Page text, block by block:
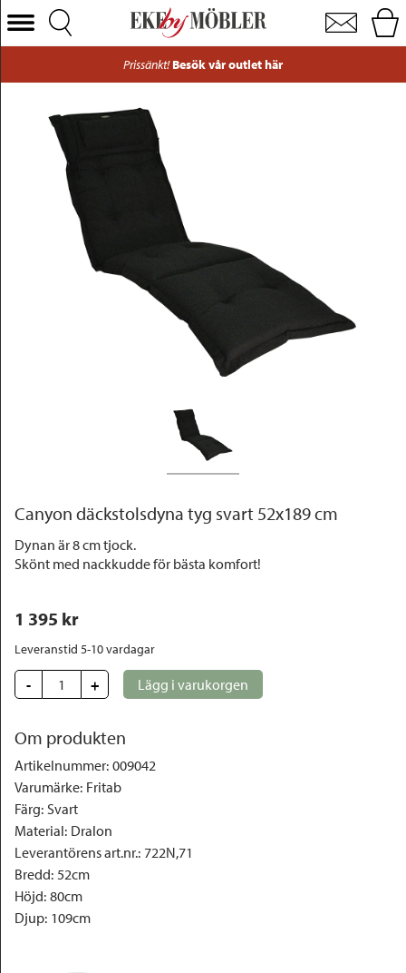
Canyon däckstolsdyna tyg svart 52x189 cm
Välj Kategori
Prissänkt! Besök vår outlet här
Canyon däckstolsdyna tyg svart 52x189 cm
Dynan är 8 cm tjock.
Skönt med nackkudde för bästa komfort!
1 395 kr
Leveranstid 5-10 vardagar
- + Lägg i varukorgen
Om produkten
Artikelnummer: 009042
Varumärke: Fritab
Färg: Svart
Material: Dralon
Leverantörens art.nr.: 722N,71
Bredd: 52cm
Höjd: 80cm
Djup: 109cm